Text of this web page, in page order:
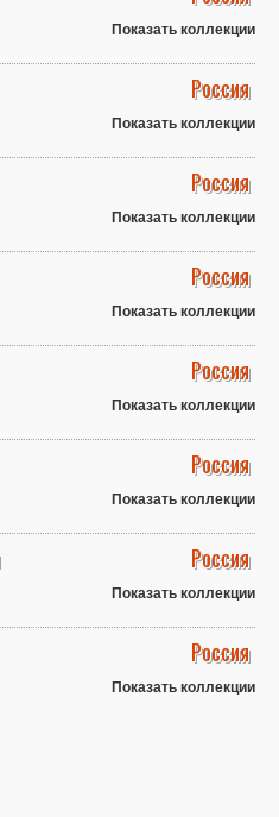
Показать коллекции
Россия
Показать коллекции
Россия
Показать коллекции
Россия
Показать коллекции
Россия
Показать коллекции
Россия
Показать коллекции
Россия
Показать коллекции
Россия
Показать коллекции